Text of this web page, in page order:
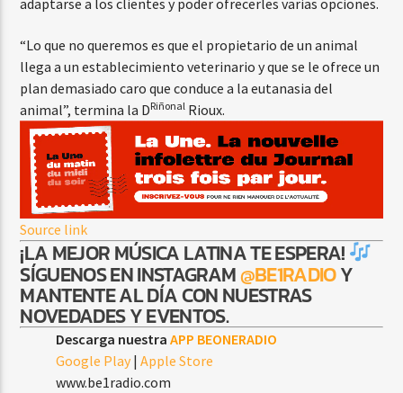
“Lo que no queremos es que el propietario de un animal
llega a un establecimiento veterinario y que se le ofrece un
plan demasiado caro que conduce a la eutanasia del
animal”, termina la DRiñonal Rioux.
Source link
¡LA MEJOR MÚSICA LATINA TE ESPERA!
SÍGUENOS EN INSTAGRAM@BE1RADIOY
MANTENTE AL DÍA CON NUESTRAS
NOVEDADES Y EVENTOS.
Descarga nuestraAPP BEONERADIO
Google Play |Apple Store
www.be1radio.com